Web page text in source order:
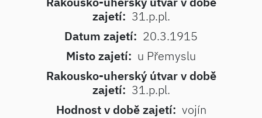
zajetí: 31.p.pl.
Datum zajetí: 20.3.1915
Misto zajetí: u Přemyslu
Rakousko-uherský útvar v době
zajetí: 31.p.pl.
Hodnost v době zajetí: vojín